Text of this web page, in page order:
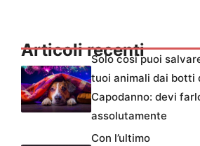
Articoli recenti
Solo così puoi
tuoi animali dai botti
Capodanno: devi
assolutamente
Con l’ultimo